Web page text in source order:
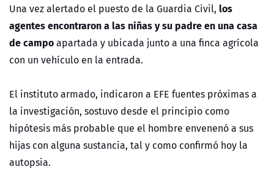
Una vez alertado el puesto de la Guardia Civil, los
agentes encontraron a las niñas y su padre en una casa
de campoapartada y ubicada junto a una finca agrícola
con un vehículo en la entrada.
El instituto armado, indicaron a EFE fuentes próximas a
la investigación, sostuvo desde el principio como
hipótesis más probable que el hombre envenenó a sus
hijas con alguna sustancia, tal y como confirmó hoy la
autopsia.